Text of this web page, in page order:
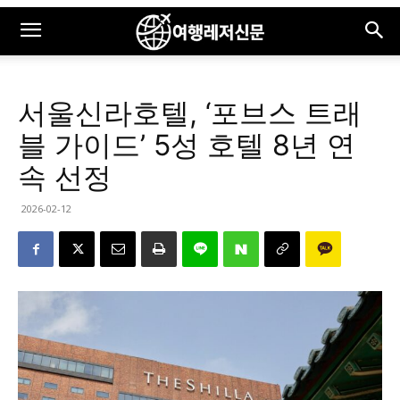
서울신라호텔, ‘포브스 트래
블 가이드’ 5성 호텔 8년 연
속 선정
2026-02-12